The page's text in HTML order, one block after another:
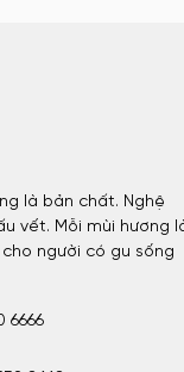
là bản chất. Nghệ
vết. Mỗi mùi hương
người có gu sống
6666